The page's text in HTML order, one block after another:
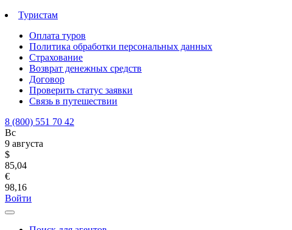
Туристам
Оплата туров
Политика обработки персональных данных
Страхование
Возврат денежных средств
Договор
Проверить статус заявки
Связь в путешествии
8 (800) 551 70 42
Вс
9 августа
$
85,04
€
98,16
Войти